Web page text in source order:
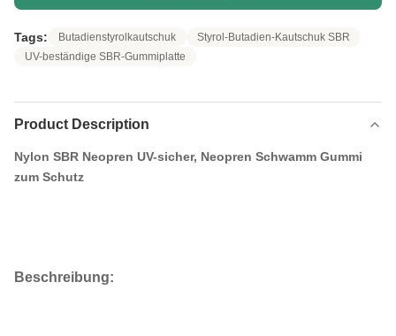
Tags: Butadienstyrolkautschuk
Styrol-Butadien-Kautschuk SBR
UV-beständige SBR-Gummiplatte
Product Description
Nylon SBR Neopren UV-sicher, Neopren Schwamm Gummi
zum Schutz
Beschreibung: